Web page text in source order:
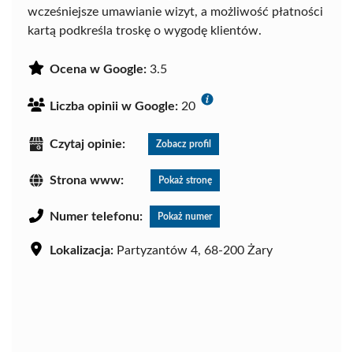
wcześniejsze umawianie wizyt, a możliwość płatności
kartą podkreśla troskę o wygodę klientów.
Ocena w Google: 3.5
Liczba opinii w Google: 20
Czytaj opinie: Zobacz profil
Strona www: Pokaż stronę
Numer telefonu: Pokaż numer
Lokalizacja: Partyzantów 4, 68-200 Żary